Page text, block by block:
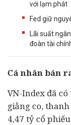
với lạm phát
Fed giữ
Lãi suất
đoàn tài
Cá nhân bán
VN-Index đã
giằng co,
4,47 tỷ cổ